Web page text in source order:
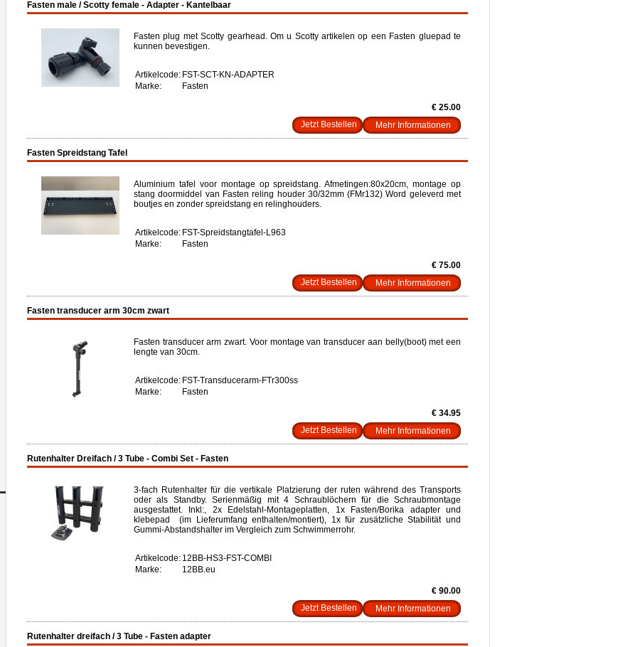
Fasten male / Scotty female - Adapter - Kantelbaar
Fasten plug met Scotty gearhead. Om u Scotty artikelen op een Fasten gluepad te
kunnen bevestigen.
Artikelcode: FST-SCT-KN-ADAPTER
Marke:
Fasten
€ 25.00
Mehr Informationen
Fasten Spreidstang Tafel
Aluminium tafel voor montage op spreidstang. Afmetingen:80x20cm, montage op
stang doormiddel van Fasten reling houder 30/32mm (FMr132) Word geleverd met
boutjes en zonder spreidstang en relinghouders.
Artikelcode: FST-Spreidstangtafel-L963
Marke:
Fasten
€ 75.00
Mehr Informationen
Fasten transducer arm 30cm zwart
Fasten transducer arm zwart. Voor montage van transducer aan belly(boot) met een
lengte van 30cm.
Artikelcode: FST-Transducerarm-FTr300ss
Marke:
Fasten
€ 34.95
Mehr Informationen
Rutenhalter Dreifach / 3 Tube - Combi Set - Fasten
3-fach Rutenhalter für die vertikale Platzierung der ruten während des Transports
oder als Standby. Serienmäßig mit 4 Schraublöchern für die Schraubmontage
ausgestattet. Inkl:, 2x Edelstahl-Montageplatten, 1x Fasten/Borika adapter und
klebepad (im Lieferumfang enthalten/montiert), 1x für zusätzliche Stabilität und
Gummi-Abstandshalter im Vergleich zum Schwimmerrohr.
Artikelcode: 12BB-HS3-FST-COMBI
Marke:
12BB.eu
€ 90.00
Mehr Informationen
Rutenhalter dreifach / 3 Tube - Fasten adapter